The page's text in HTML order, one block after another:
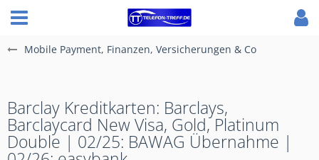
Mobile Payment, Finanzen, Versicherungen & Co
Barclay Kreditkarten: Barclays,
Barclaycard New Visa, Gold, Platinum
Double | 02/25: BAWAG Übernahme |